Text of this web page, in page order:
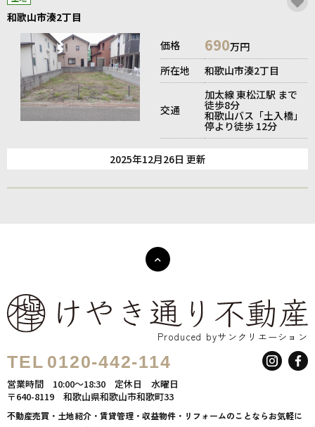
和歌山市湊2丁目
価格
690万円
所在地
和歌山市湊2丁目
交通
加太線 東松江駅 まで
徒歩8分
和歌山バス「土入橋」
停より徒歩 12分
2025年12月26日 更新
Produced byサンクリエーション
TEL 0120-442-114
営業時間 10:00～18:30 定休日 水曜日
〒640-8119 和歌山県和歌山市和歌町33
不動産売買・土地紹介・賃貸管理・収益物件・リフォームのことならお気軽に